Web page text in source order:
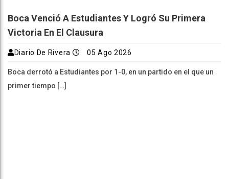
Boca Venció A Estudiantes Y Logró Su Primera
Victoria En El Clausura
Diario De Rivera 05 Ago 2026
Boca derrotó a Estudiantes por 1-0, en un partido en el que un
primer tiempo […]